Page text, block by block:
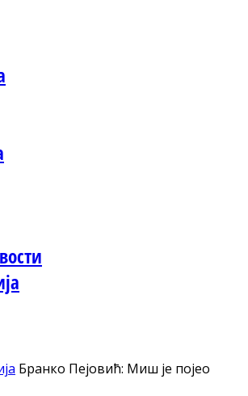
Бранко Пејовић: Миш је појео